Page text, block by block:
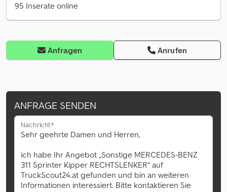
95 Inserate online
Anfragen Anrufen
ANFRAGE SENDEN
Nachricht*